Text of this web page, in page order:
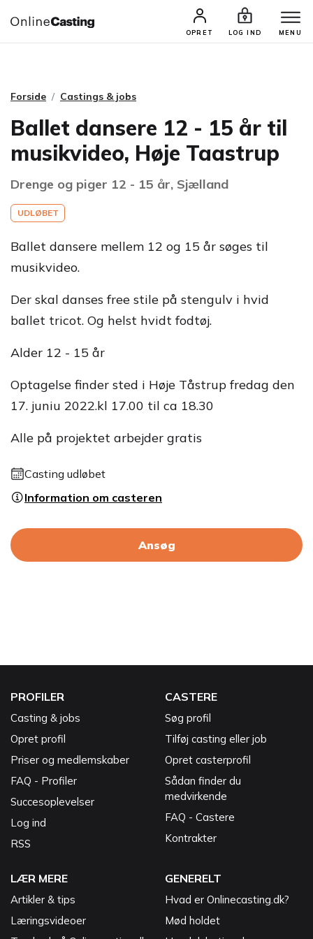
OPRET LOG IND MENU
CASTINGS & JOBS SØG PROFIL
Forside Castings & jobs
Ballet dansere 12 - 15 år til
musikvideo, Høje Taastrup
Drenge og piger 12 - 15 år, Sjælland
UDLØBET
Ballet dansere mellem 12 og 15 år søges til
musikvideo.
Der skal danses free stile på stengulv i hvid
ballet tricot. Og helst hvidt fodtøj.
Alder 12 - 15 år
Optagelse finder sted i Høje Tåstrup fredag den
17. juniu 2022.kl 17.00 til ca 18.30
Alle på projektet arbejder gratis
Casting udløbet
Information om casteren
Ansøg
PROFILER
Casting & jobs
Opret profil
Priser og medlemskaber
FAQ - Profiler
Succesoplevelser
Log ind
RSS
CASTERE
Søg profil
Tilføj casting eller job
Opret casterprofil
Sådan finder du
medvirkende
FAQ - Castere
Kontrakter
LÆR MERE
Artikler & tips
Læringsvideoer
GENERELT
Hvad er Onlinecasting.dk?
Mød holdet